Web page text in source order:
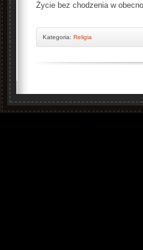
Życie bez chodzenia w
Kategoria: Religia